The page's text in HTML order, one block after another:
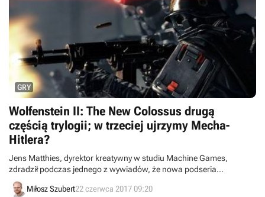
GRY
Wolfenstein II: The New Colossus drugą
częścią trylogii; w trzeciej ujrzymy Mecha-
Hitlera?
Jens Matthies, dyrektor kreatywny w studiu Machine Games,
zdradził podczas jednego z wywiadów, że nowa podseria
Wolfenstein ma stanowić trylogię. Deweloper nie wykluczył, że w
trzeciej części pojawi się znany fanom Wolfensteina 3D Mecha-Hitler.
Miłosz Szubert22 czerwca 2017 09:20